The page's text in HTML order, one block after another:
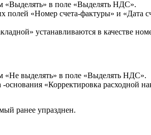
«Выделять» в поле «Выделять НДС».
«Номер счета-фактуры» и «Дата
устанавливаются в качестве
«Не выделять» в поле «Выделять НДС».
«Корректировка расходной
ранее упразднен.